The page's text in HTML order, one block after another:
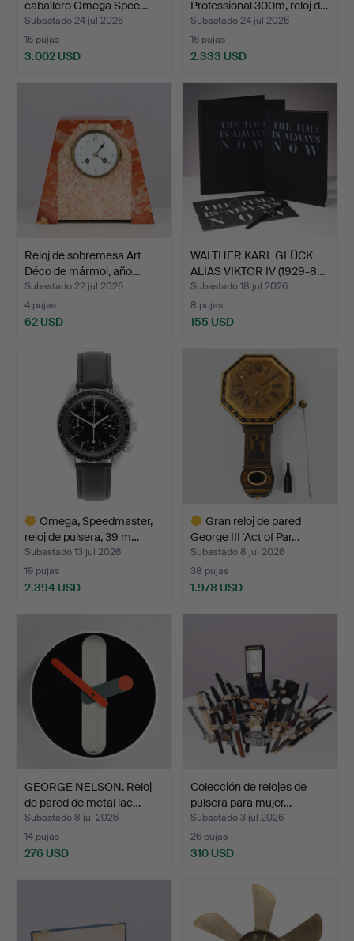
caballero Omega Spee…
Subastado 24 jul 2026
16 pujas
3.002 USD
Professional 300m, reloj d…
Subastado 24 jul 2026
16 pujas
2.333 USD
Reloj de sobremesa Art
Déco de mármol, año…
Subastado 22 jul 2026
4 pujas
62 USD
WALTHER KARL GLÜCK
ALIAS VIKTOR IV (1929-8…
Subastado 18 jul 2026
8 pujas
155 USD
Omega, Speedmaster,
reloj de pulsera, 39 m…
Subastado 13 jul 2026
19 pujas
2.394 USD
Gran reloj de pared
George III 'Act of Par…
Subastado 8 jul 2026
38 pujas
1.978 USD
GEORGE NELSON. Reloj
de pared de metal lac…
Subastado 8 jul 2026
14 pujas
276 USD
Colección de relojes de
pulsera para mujer…
Subastado 3 jul 2026
26 pujas
310 USD